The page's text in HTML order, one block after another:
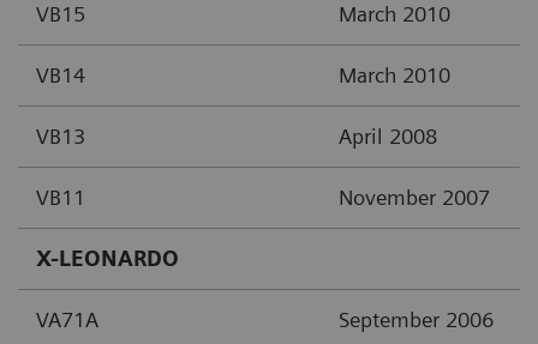
VB15 March 2010
VB14 March 2010
VB13 April 2008
VB11 November 2007
X-LEONARDO
VA71A September 2006